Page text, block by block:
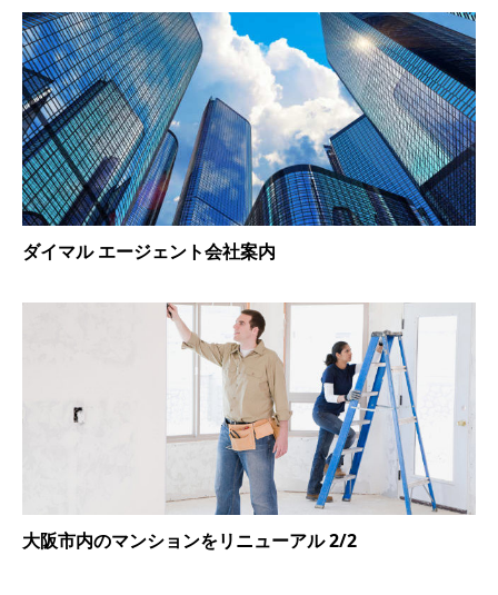
ダイマル エージェント会社案内
大阪市内のマンションをリニューアル 2/2